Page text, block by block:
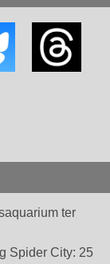
ter
Spider City: 25